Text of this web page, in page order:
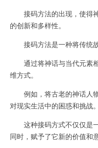
接码方法的出现，使得神
的创新和多样性。
接码方法是一种将传统故
通过将神话与当代元素相
维方式。
例如，将古老的神话人
对现实生活中的困惑和挑战。
这种接码方式不仅仅是一
同时，赋予了它新的价值和意